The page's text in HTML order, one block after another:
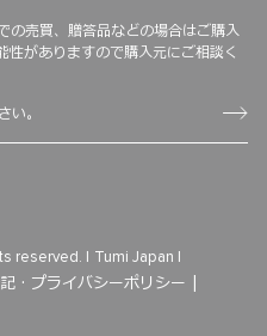
売買、贈答品などの場合はご購入
がありますので購入元にご相談く
reserved. | Tumi Japan |
· プライバシーポリシー |